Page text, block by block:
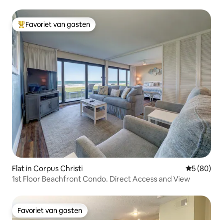
Topfavoriet van gasten
Favoriet van gasten
Flat in Corpus Christi
5 (80)
1st Floor Beachfront Condo. Direct Access and View
Favoriet van gasten
Favoriet van gasten